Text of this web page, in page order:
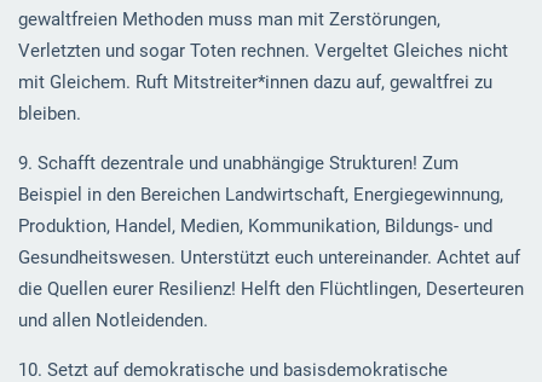
gewaltfreien Methoden muss man mit Zerstörungen,
Verletzten und sogar Toten rechnen. Vergeltet Gleiches nicht
mit Gleichem. Ruft Mitstreiter*innen dazu auf, gewaltfrei zu
bleiben.
9. Schafft dezentrale und unabhängige Strukturen! Zum
Beispiel in den Bereichen Landwirtschaft, Energiegewinnung,
Produktion, Handel, Medien, Kommunikation, Bildungs- und
Gesundheitswesen. Unterstützt euch untereinander. Achtet auf
die Quellen eurer Resilienz! Helft den Flüchtlingen, Deserteuren
und allen Notleidenden.
10. Setzt auf demokratische und basisdemokratische